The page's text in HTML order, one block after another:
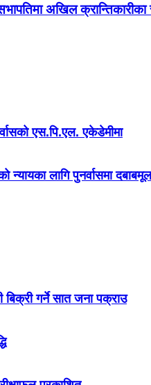
अखिल क्रान्तिकारीका
एस.पि.एल. एकेडेमीमा
न्यायका लागि पुनर्वासमा
बिक्री गर्ने सात जना पक्राउ